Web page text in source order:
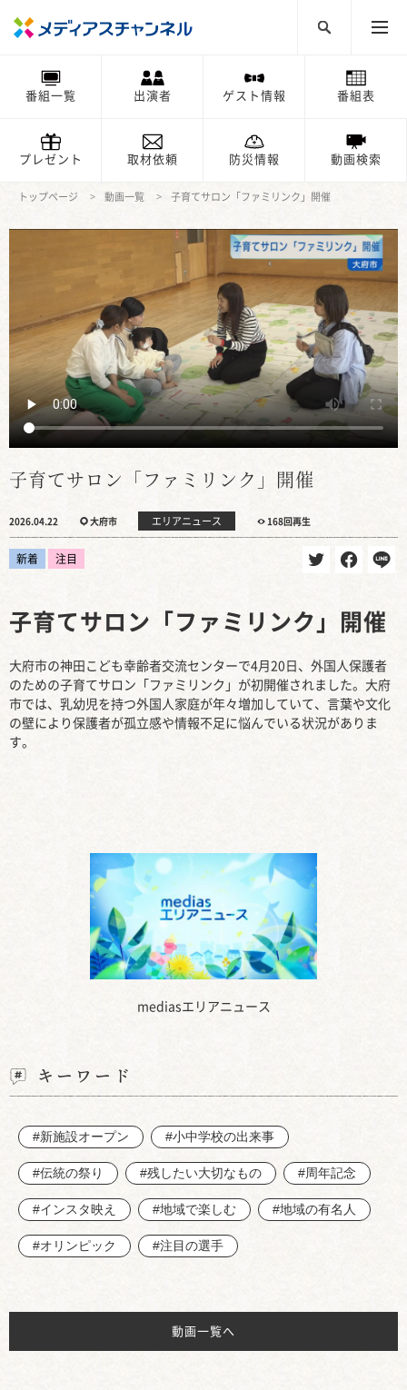
番組一覧 出演者 ゲスト情報 番組表
プレゼント 取材依頼 防災情報 動画検索
トップページ 動画一覧 子育てサロン「ファミリンク」開催
子育てサロン「ファミリンク」開催
2026.04.22 大府市 エリアニュース 168回再生
新着 注目
mediasエリアニュース
子育てサロン「ファミリンク」開催
大府市の神田こども幸齢者交流センターで4月20日、外国人保護者
のための子育てサロン「ファミリンク」が初開催されました。大府
市では、乳幼児を持つ外国人家庭が年々増加していて、言葉や文化
の壁により保護者が孤立感や情報不足に悩んでいる状況がありま
す。
キーワード
#新施設オープン #小中学校の出来事
#伝統の祭り #残したい大切なもの #周年記念
#インスタ映え #地域で楽しむ #地域の有名人
#オリンピック #注目の選手
動画一覧へ